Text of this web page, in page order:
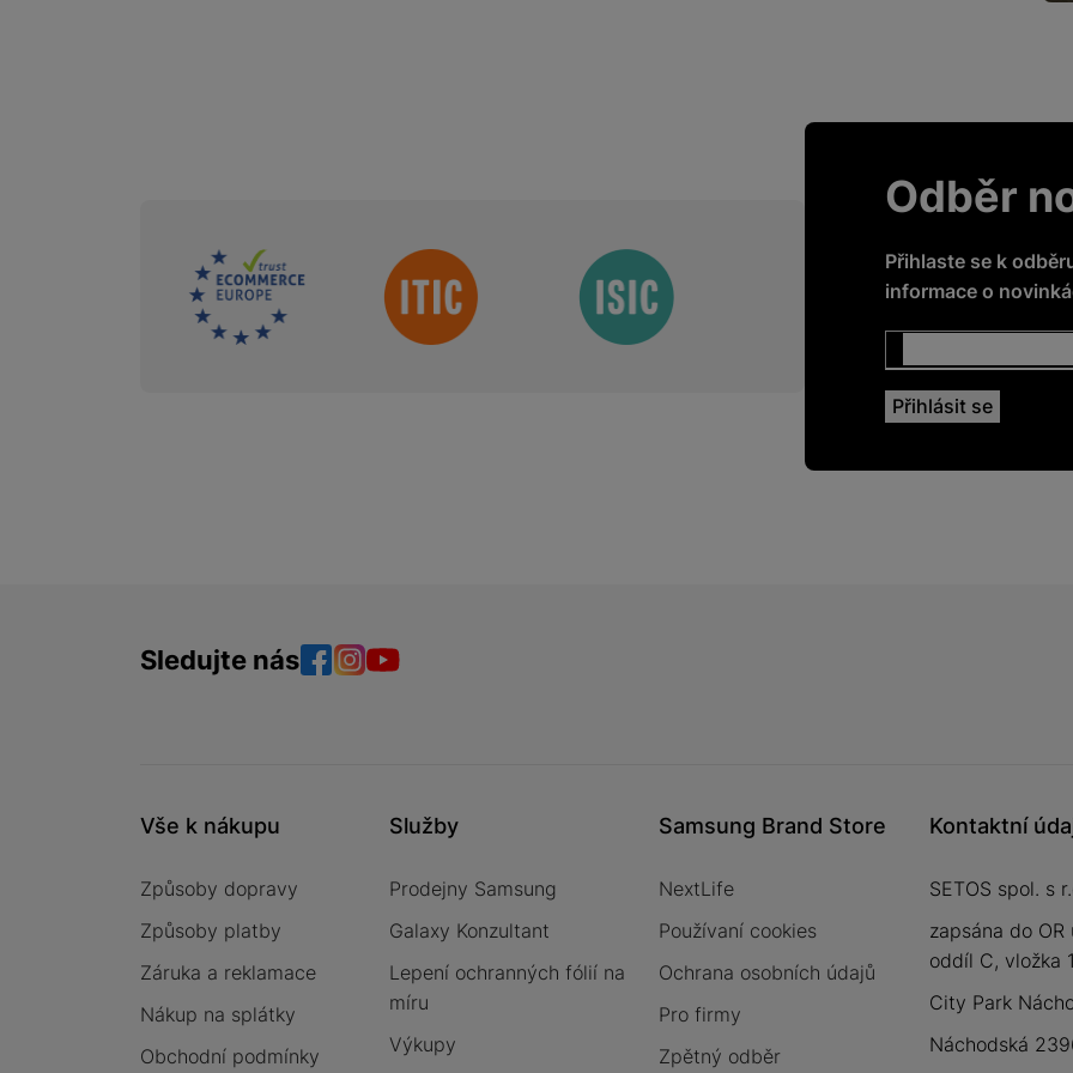
Sdružení
Odběr
Přihlaste se k
informace o
Sledujte nás
Vše k nákupu
Způsoby dopravy
Způsoby platby
Záruka a reklamace
Nákup na splátky
Obchodní podmínky
Služby
Prodejny Samsung
Galaxy Konzultant
Lepení ochranných fólií na
míru
Výkupy
Samsung Brand Store
NextLife
Používaní cookies
Ochrana osobních údajů
Pro firmy
Zpětný odběr
Kontaktní
SETOS spol. s
zapsána do OR
oddíl C, vložka
City Park
Náchodská